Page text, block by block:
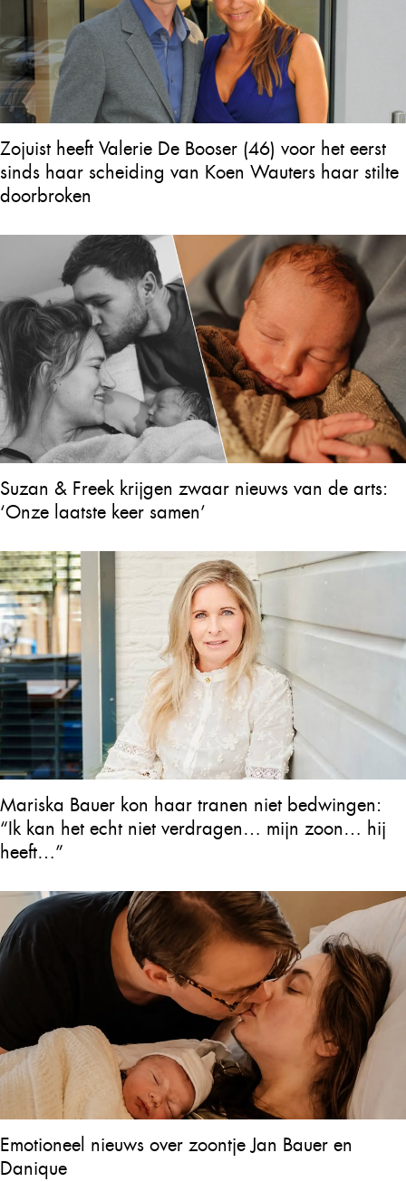
Zojuist heeft Valerie De Booser (46) voor het eerst
sinds haar scheiding van Koen Wauters haar stilte
doorbroken
Suzan & Freek krijgen zwaar nieuws van de arts:
‘Onze laatste keer samen’
Mariska Bauer kon haar tranen niet bedwingen:
“Ik kan het echt niet verdragen… mijn zoon… hij
heeft…”
Emotioneel nieuws over zoontje Jan Bauer en
Danique